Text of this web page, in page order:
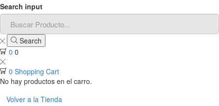
Search input
Search
0 0
0 Shopping Cart
No hay productos en el carro.
Volver a la Tienda